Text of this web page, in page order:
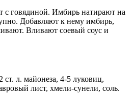
с говядиной. Имбирь натирают на
Добавляют к нему имбирь,
Вливают соевый соус и
ст. л. майонеза, 4-5 луковиц,
лист, хмели-сунели, соль.